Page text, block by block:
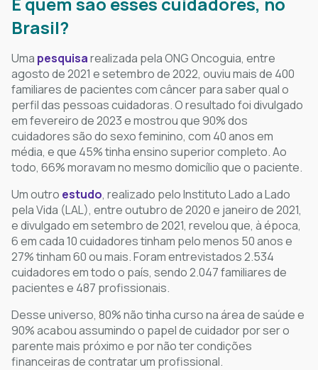
Brasil?
Uma pesquisarealizada pela ONG Oncoguia, entre
agosto de 2021 e setembro de 2022, ouviu mais de 400
familiares de pacientes com câncer para saber qual o
perfil das pessoas cuidadoras. O resultado foi divulgado
em fevereiro de 2023 e mostrou que 90% dos
cuidadores são do sexo feminino, com 40 anos em
média, e que 45% tinha ensino superior completo. Ao
todo, 66% moravam no mesmo domicílio que o paciente.
Um outro estudo, realizado pelo Instituto Lado a Lado
pela Vida (LAL), entre outubro de 2020 e janeiro de 2021,
e divulgado em setembro de 2021, revelou que, à época,
6 em cada 10 cuidadores tinham pelo menos 50 anos e
27% tinham 60 ou mais. Foram entrevistados 2.534
cuidadores em todo o país, sendo 2.047 familiares de
pacientes e 487 profissionais.
Desse universo, 80% não tinha curso na área de saúde e
90% acabou assumindo o papel de cuidador por ser o
parente mais próximo e por não ter condições
financeiras de contratar um profissional.